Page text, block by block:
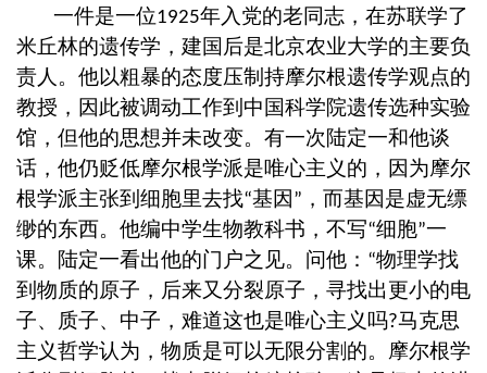
一件是一位1925年入党的老同志，在苏联学了
米丘林的遗传学，建国后是北京农业大学的主要负
责人。他以粗暴的态度压制持摩尔根遗传学观点的
教授，因此被调动工作到中国科学院遗传选种实验
馆，但他的思想并未改变。有一次陆定一和他谈
话，他仍贬低摩尔根学派是唯心主义的，因为摩尔
根学派主张到细胞里去找“基因 ” ，而基因是虚无缥
缈的东西。他编中学生物教科书，不写“细胞”一
课。陆定一看出他的门户之见。问他： “物理学找
到物质的原子，后来又分裂原子，寻找出更小的电
子、质子、中子，难道这也是唯心主义吗?马克思
主义哲学认为，物质是可以无限分割的。摩尔根学